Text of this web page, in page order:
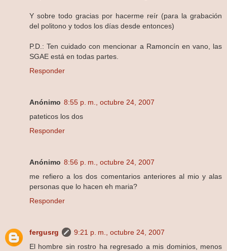
Y sobre todo gracias por hacerme reír (para la grabación
del politono y todos los días desde entonces)
P.D.: Ten cuidado con mencionar a Ramoncín en vano, las
SGAE está en todas partes.
Responder
Anónimo 8:55 p. m., octubre 24, 2007
pateticos los dos
Responder
Anónimo 8:56 p. m., octubre 24, 2007
me refiero a los dos comentarios anteriores al mio y alas
personas que lo hacen eh maria?
Responder
fergusrg
9:21 p. m., octubre 24, 2007
El hombre sin rostro ha regresado a mis dominios, menos